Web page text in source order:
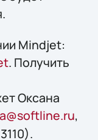
Mindjet:
. Получить
Оксана
,